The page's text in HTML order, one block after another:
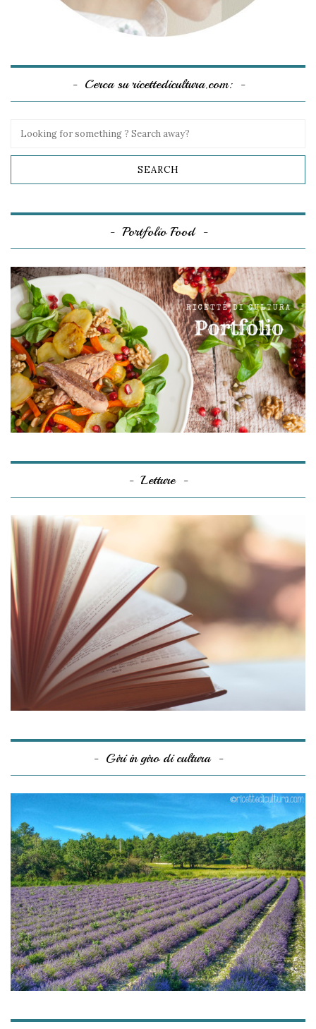
Cerca su ricettedicultura.com:
Portfolio Food
Letture
Giri in giro di cultura